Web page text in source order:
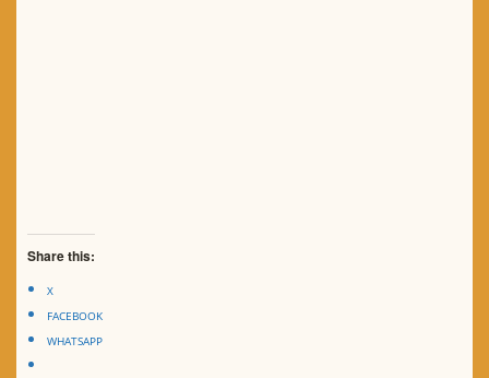
Share this:
X
FACEBOOK
WHATSAPP